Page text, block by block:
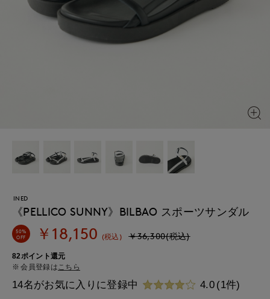
INED
《PELLICO SUNNY》BILBAO スポーツサンダル
50%
OFF ￥18,150 (税込) ￥36,300(税込)
82ポイント還元
会員登録はこちら
14名がお気に入りに登録中 4.0 (1件)